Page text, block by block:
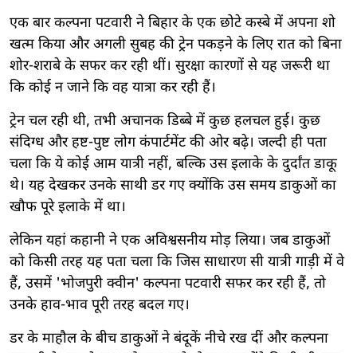
एक बार कल्पना पटवारी ने बिहार के एक छोटे कस्बे में अपना शो
खत्म किया और अगली सुबह की ट्रेन पकड़ने के लिए रात को बिना
शोर-शराबे के सफर कर रही थीं। सुरक्षा कारणों से यह जरूरी था
कि कोई न जाने कि वह यात्रा कर रही हैं।
ट्रेन चल रही थी, तभी अचानक डिब्बे में कुछ हलचल हुई। कुछ
संदिग्ध और हष्ट-पुष्ट लोग कंपार्टमेंट की ओर बढ़े। जल्दी ही पता
चला कि ये कोई आम यात्री नहीं, बल्कि उस इलाके के दुर्दांत डाकू
थे। यह देखकर उनके साथी डर गए क्योंकि उस समय डाकुओं का
खौफ पूरे इलाके में था।
लेकिन यहां कहानी ने एक अविश्वसनीय मोड़ लिया। जब डाकुओं
को किसी तरह यह पता चला कि जिस साधारण सी यात्री गाड़ी में वे
हैं, उसमें 'भोजपुरी क्वीन' कल्पना पटवारी सफर कर रही हैं, तो
उनके हाव-भाव पूरी तरह बदल गए।
डर के माहौल के बीच डाकुओं ने बंदूकें नीचे रख दीं और कल्पना